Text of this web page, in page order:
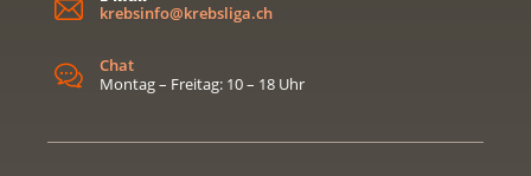
krebsinfo@krebsliga.ch
Chat
Montag – Freitag: 10 – 18 Uhr